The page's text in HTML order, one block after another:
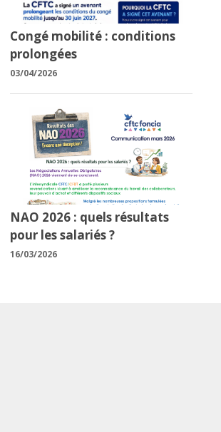
Congé mobilité : conditions
prolongées
03/04/2026
NAO 2026 : quels résultats
pour les salariés ?
16/03/2026